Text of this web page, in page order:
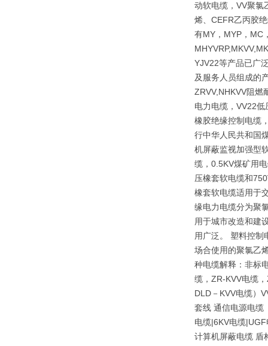
动软电缆，VV聚氯
烯、CEFR乙丙胶
有MY，MYP，MC
YJV22等产品已广
及服务人员组成的
ZRVV,NHKVV阻燃
电力电缆，VV22
橡胶绝缘控制电缆
行中华人民共和国
机屏蔽监视加强型
缆，0.5KV煤矿用
压橡套软电缆和
橡套软电缆适用于
缘电力电缆分为聚
用于城市改造和建
用广泛。 塑料控制
场合使用的聚氯乙
种电缆解释：非标
缆，ZR-KVV电缆
DLD－KVV电缆）
套线 通信电源电缆
电缆|6KV电缆
计算机屏蔽电缆 盾